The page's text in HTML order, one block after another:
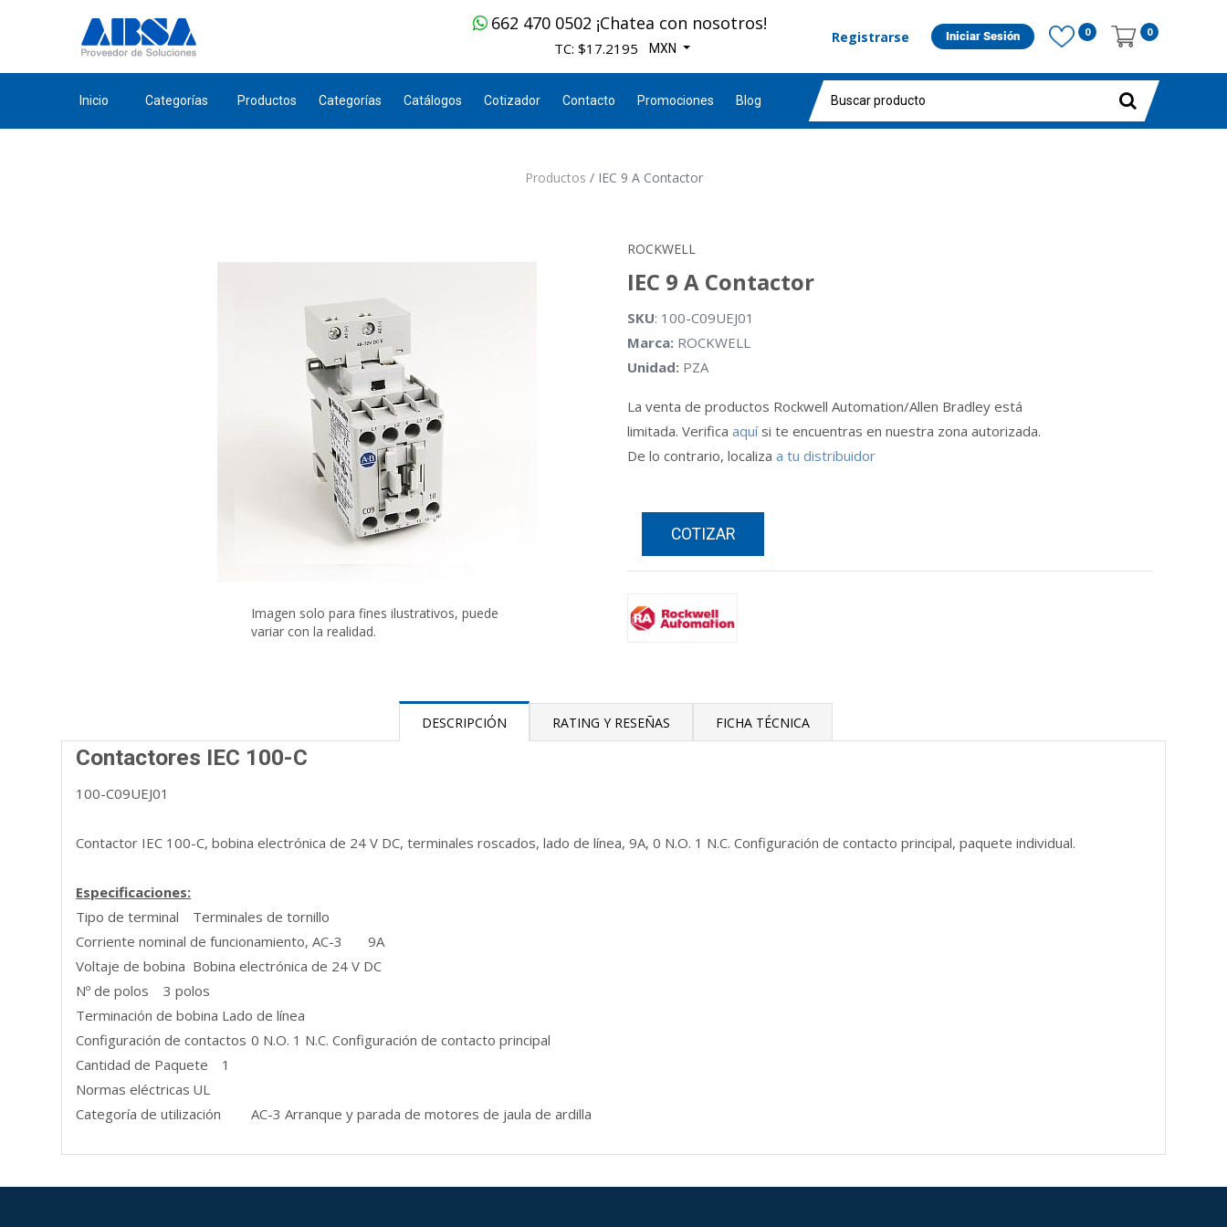
662 470 0502 ¡Chatea con nosotros!
TC: $17.2195 MXN
Registrarse Iniciar Sesión 0 0
Inicio Categorías Productos Categorías Catálogos Cotizador Contacto Promociones Blog
Productos IEC 9 A Contactor
Imagen solo para fines ilustrativos, puede
variar con la realidad.
ROCKWELL
IEC 9 A Contactor
SKU: 100-C09UEJ01
Marca: ROCKWELL
Unidad: PZA
La venta de productos Rockwell Automation/Allen Bradley está
limitada. Verifica aquísi te encuentras en nuestra zona autorizada.
De lo contrario, localiza a tu distribuidor
COTIZAR
DESCRIPCIÓN RATING Y RESEÑAS FICHA TÉCNICA
Contactores IEC 100-C
100-C09UEJ01
Contactor IEC 100-C, bobina electrónica de 24 V DC, terminales roscados, lado de línea, 9A, 0 N.O. 1 N.C. Configuración de contacto principal, paquete individual.
Especificaciones:
Tipo de terminal
Terminales de tornillo
Corriente nominal de funcionamiento, AC-3
9A
Voltaje de bobina Bobina electrónica de 24 V DC
Nº de polos
3 polos
Terminación de bobina Lado de línea
Configuración de contactos 0 N.O. 1 N.C. Configuración de contacto principal
Cantidad de Paquete
1
Normas eléctricas UL
Categoría de utilización
AC-3 Arranque y parada de motores de jaula de ardilla